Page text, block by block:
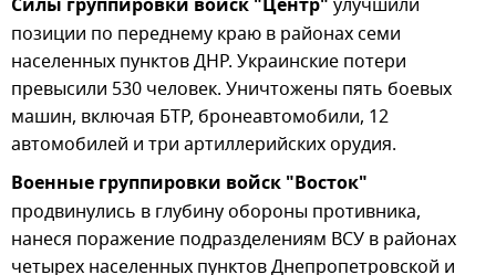
Силы группировки войск "Центр"
позиции по переднему краю в районах семи
населенных пунктов ДНР. Украинские потери
превысили 530 человек. Уничтожены пять боевых
машин, включая БТР, бронеавтомобили, 12
автомобилей и три артиллерийских орудия.
Военные группировки войск "Восток"
продвинулись в глубину обороны противника,
нанеся поражение подразделениям ВСУ в районах
четырех населенных пунктов Днепропетровской и